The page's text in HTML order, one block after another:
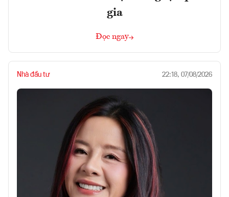
gia
Đọc ngay
Nhà đầu tư 22:18, 07/08/2026